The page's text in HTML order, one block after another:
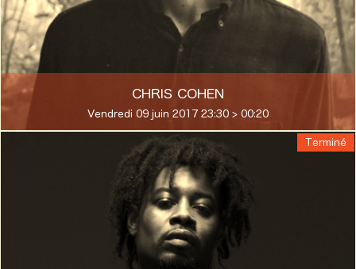
CHRIS COHEN
Vendredi 09 juin 2017 23:30 > 00:20
Terminé